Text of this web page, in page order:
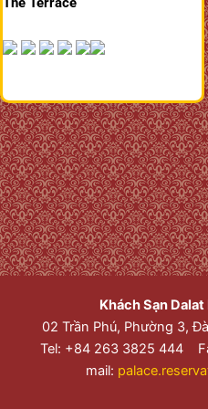
Khách Sạn
02 Trần Phú, Phường 3,
Tel: +84 263 3825 444
mail: